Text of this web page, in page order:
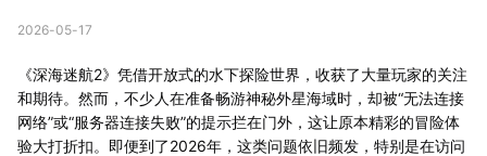
2026-05-17
《深海迷航2》凭借开放式的水下探险世界，收获了大量玩家的关注
和期待。然而，不少人在准备畅游神秘外星海域时，却被“无法连接
网络”或“服务器连接失败”的提示拦在门外，这让原本精彩的冒险体
验大打折扣。即便到了2026年，这类问题依旧频发，特别是在访问